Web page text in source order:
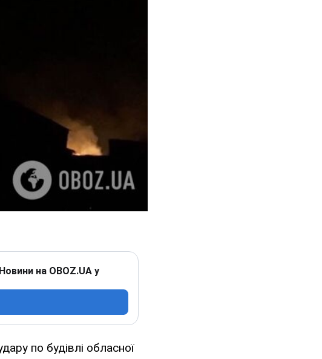
на OBOZ.UA у
по будівлі обласної